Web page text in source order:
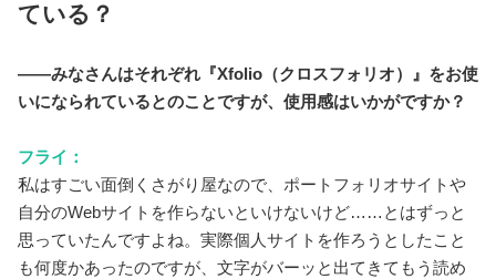
ている？
――みなさんはそれぞれ『Xfolio（クロスフォリオ）』をお使
いになられているとのことですが、使用感はいかがですか？
フライ：
私はすごい面倒くさがり屋なので、ポートフォリオサイトや
自分のWebサイトを作らないといけないけど……とはずっと
思っていたんですよね。実際個人サイトを作ろうとしたこと
も何度かあったのですが、文字がバーッと出てきてもう読め